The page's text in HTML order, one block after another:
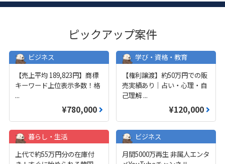
ピックアップ案件
ビジネス
【売上平均 189,823円】商標
キーワード上位表示多数！格
...
¥780,000
学び・資格・教育
【権利譲渡】約50万円での販
売実績あり｜占い・心理・自
己理解...
¥120,000
暮らし・生活
上代で約55万円分の在庫付
ビジネス
月間5000万再生 非属人エンタ